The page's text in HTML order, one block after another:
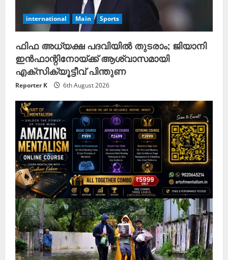
international Main Sports
ഫിഫ അധ്യക്ഷ പദവിയില്‍ തുടരാം; ജിയാനി
ഇന്‍ഫാന്റിനോയ്ക്ക് ആശ്വാസമായി
എക്‌സിക്യൂട്ടീവ് പിന്തുണ
Reporter K 6th August 2026